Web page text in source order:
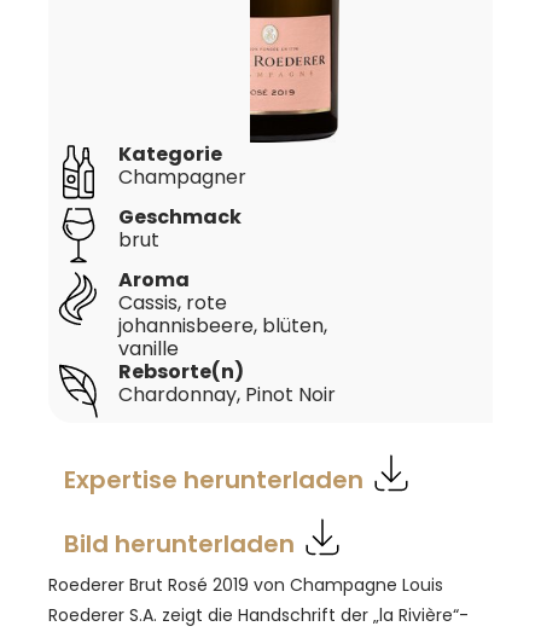
Kategorie
Champagner
Aroma
Cassis, rote
johannisbeere, blüten,
vanille
Geschmack
brut
Rebsorte(n)
Chardonnay, Pinot Noir
Expertise herunterladen
Bild herunterladen
Roederer Brut Rosé 2019 von Champagne Louis
Roederer S.A. zeigt die Handschrift der „la Rivière“-